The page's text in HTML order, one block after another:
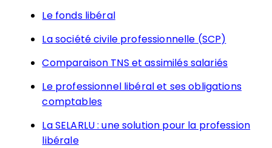
Le fonds libéral
La société civile professionnelle (SCP)
Comparaison TNS et assimilés salariés
Le professionnel libéral et ses obligations
comptables
La SELARLU : une solution pour la profession
libérale